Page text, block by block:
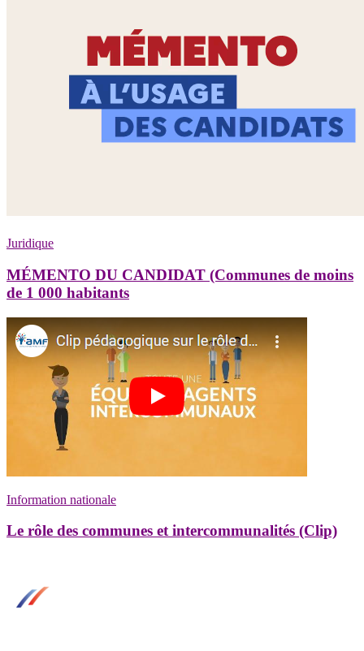
Juridique
MÉMENTO DU CANDIDAT (Communes de moins
de 1 000 habitants
Information nationale
Le rôle des communes et intercommunalités (Clip)